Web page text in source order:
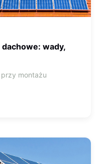
wady,
montażu